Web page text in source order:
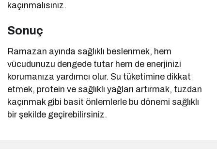
kaçınmalısınız.
Sonuç
Ramazan ayında sağlıklı beslenmek, hem
vücudunuzu dengede tutar hem de enerjinizi
korumanıza yardımcı olur. Su tüketimine dikkat
etmek, protein ve sağlıklı yağları artırmak, tuzdan
kaçınmak gibi basit önlemlerle bu dönemi sağlıklı
bir şekilde geçirebilirsiniz.